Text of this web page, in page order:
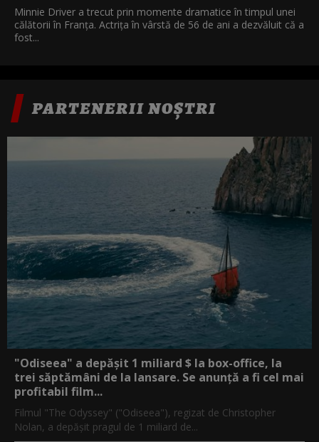
Minnie Driver a trecut prin momente dramatice în timpul unei
călătorii în Franța. Actrița în vârstă de 56 de ani a dezvăluit că a
fost...
PARTENERII NOȘTRI
"Odiseea" a depășit 1 miliard $ la box-office, la
trei săptămâni de la lansare. Se anunță a fi cel mai
profitabil film...
Filmul "The Odyssey" ("Odiseea"), regizat de Christopher
Nolan, a depăşit pragul de 1 miliard de...